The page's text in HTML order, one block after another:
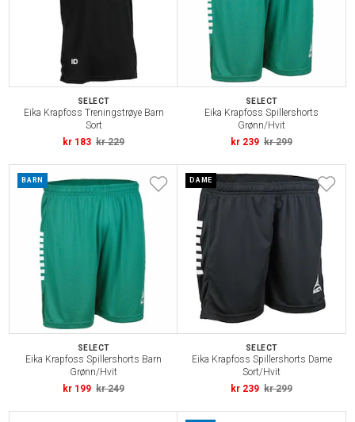
SELECT
Eika Krapfoss Treningstrøye Barn
Sort
kr 183 kr 229
SELECT
Eika Krapfoss Spillershorts
Grønn/Hvit
kr 239 kr 299
BARN
SELECT
Eika Krapfoss Spillershorts Barn
Grønn/Hvit
kr 199 kr 249
DAME
SELECT
Eika Krapfoss Spillershorts Dame
Sort/Hvit
kr 239 kr 299